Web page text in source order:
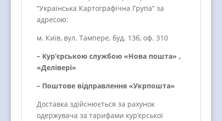
“Українська Картографічна Група” за
адресою:
м. Київ, вул. Тампере, буд. 13б, оф. 310
– Кур’єрською службою «Нова пошта» ,
«Делівері»
– Поштове відправлення «Укрпошта»
Доставка здійснюється за рахунок
одержувача за тарифами кур’єрської